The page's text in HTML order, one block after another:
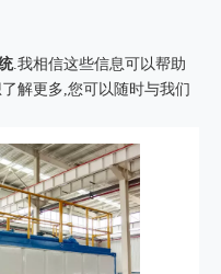
.我相信这些信息可以帮助
解更多,您可以随时与我们